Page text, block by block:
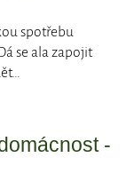
spotřebu
se ala zapojit
-